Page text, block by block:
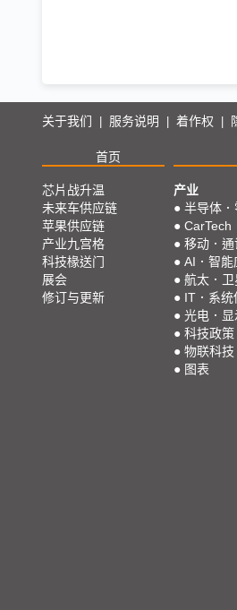
关于我们 服务说明 着作权
首页
芯片战升温
未来车供应链
苹果供应链
产业九宫格
科技椽送门
展会
修订与更新
产业
● 半导体
● CarTech
● 移动．
● AI．智能
● 航太．
● IT．系统
● 光电．
● 科技政策
● 物联科
● 图表